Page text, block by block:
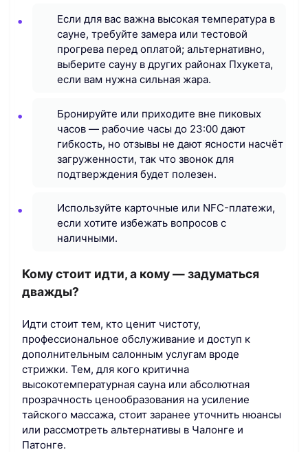
Если для вас важна высокая температура в
сауне, требуйте замера или тестовой
прогрева перед оплатой; альтернативно,
выберите сауну в других районах Пхукета,
если вам нужна сильная жара.
Бронируйте или приходите вне пиковых
часов — рабочие часы до 23:00 дают
гибкость, но отзывы не дают ясности насчёт
загруженности, так что звонок для
подтверждения будет полезен.
Используйте карточные или NFC-платежи,
если хотите избежать вопросов с
наличными.
Кому стоит идти, а кому — задуматься
дважды?
Идти стоит тем, кто ценит чистоту,
профессиональное обслуживание и доступ к
дополнительным салонным услугам вроде
стрижки. Тем, для кого критична
высокотемпературная сауна или абсолютная
прозрачность ценообразования на усиление
тайского массажа, стоит заранее уточнить нюансы
или рассмотреть альтернативы в Чалонге и
Патонге.